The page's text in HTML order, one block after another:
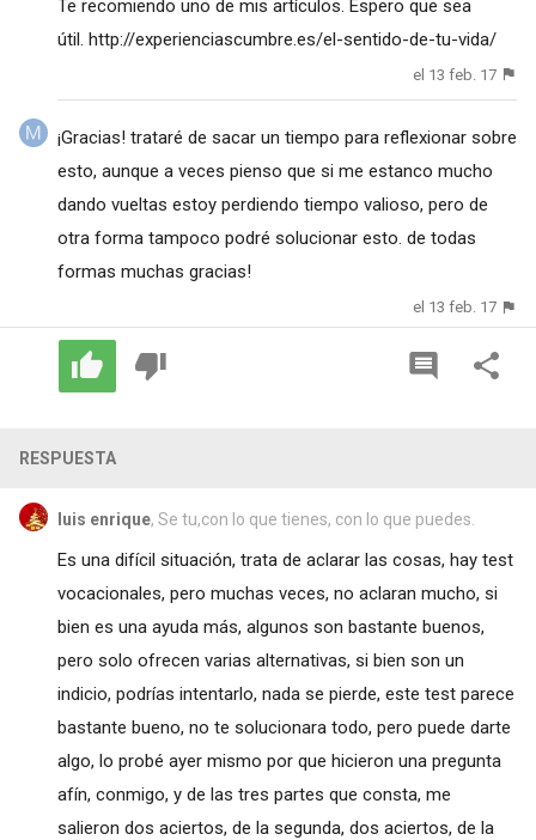
Te recomiendo uno de mis artículos. Espero que sea
útil. http://experienciascumbre.es/el-sentido-de-tu-vida/
el 13 feb. 17
¡Gracias! trataré de sacar un tiempo para reflexionar sobre
esto, aunque a veces pienso que si me estanco mucho
dando vueltas estoy perdiendo tiempo valioso, pero de
otra forma tampoco podré solucionar esto. de todas
formas muchas gracias!
el 13 feb. 17
RESPUESTA
luis enrique, Se tu,con lo que tienes, con lo que puedes.
Es una difícil situación, trata de aclarar las cosas, hay test
vocacionales, pero muchas veces, no aclaran mucho, si
bien es una ayuda más, algunos son bastante buenos,
pero solo ofrecen varias alternativas, si bien son un
indicio, podrías intentarlo, nada se pierde, este test parece
bastante bueno, no te solucionara todo, pero puede darte
algo, lo probé ayer mismo por que hicieron una pregunta
afín, conmigo, y de las tres partes que consta, me
salieron dos aciertos, de la segunda, dos aciertos, de la